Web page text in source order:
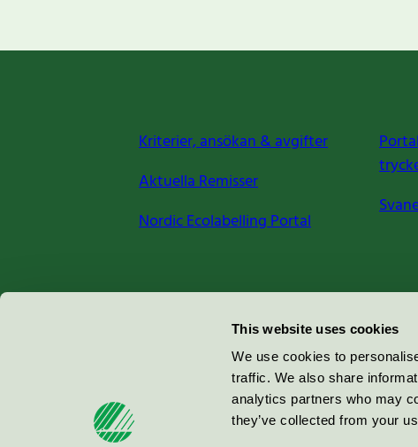
This website uses cookies
We use cookies to
traffic. We also share
analytics partners who may
they’ve collected from your
Kriterier, ansökan & avgifter
Aktuella Remisser
Nordic Ecolabelling Portal
Miljömärkning Sverige AB
100 64